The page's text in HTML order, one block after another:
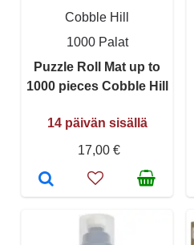
Cobble Hill
1000 Palat
Puzzle Roll Mat up to
1000 pieces Cobble Hill
14 päivän sisällä
17,00 €